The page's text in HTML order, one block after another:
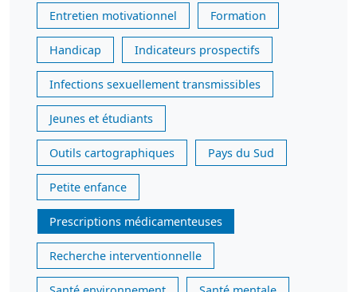
Entretien motivationnel Formation
Handicap Indicateurs prospectifs
Infections sexuellement transmissibles
Jeunes et étudiants
Outils cartographiques Pays du Sud
Petite enfance
Prescriptions médicamenteuses
Recherche interventionnelle